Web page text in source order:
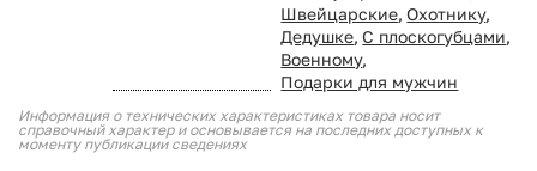
Швейцарские, Охотнику,
Дедушке, С плоскогубцами,
Военному,
Подарки для мужчин
Информация о технических характеристиках товара носит
справочный характер и основывается на последних доступных к
моменту публикации сведениях